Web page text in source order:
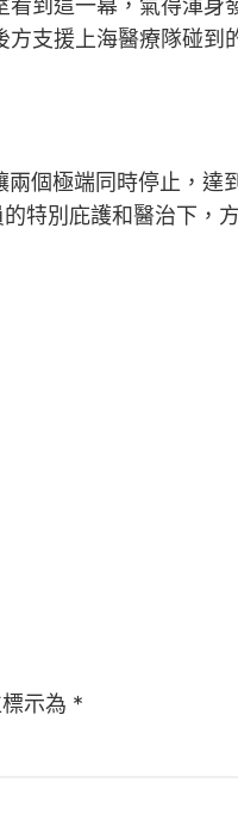
到這一幕，氣得渾
支援上海醫療隊碰
極端同時停止，達
特別庇護和醫治下，
示為 *